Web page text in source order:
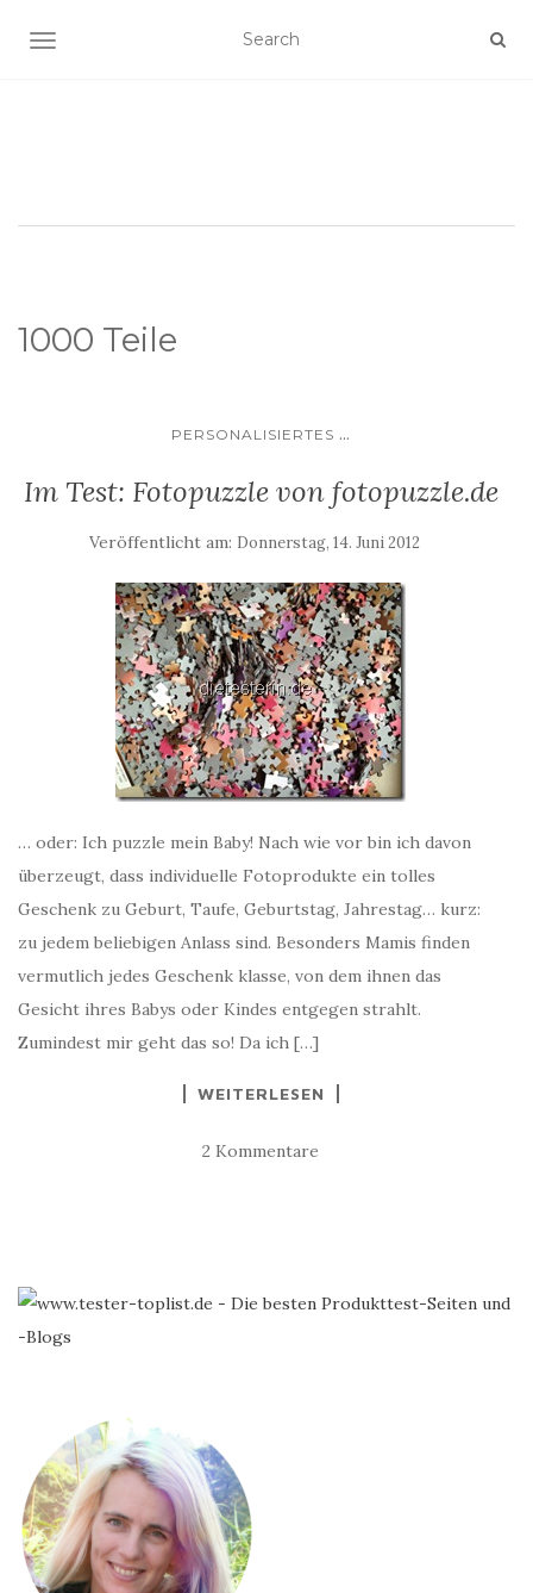
SCHALTE NAVIGATION
1000 Teile
PERSONALISIERTES ...
Im Test: Fotopuzzle von fotopuzzle.de
Veröffentlicht am: Donnerstag, 14. Juni 2012
… oder: Ich puzzle mein Baby! Nach wie vor bin ich davon
überzeugt, dass individuelle Fotoprodukte ein tolles
Geschenk zu Geburt, Taufe, Geburtstag, Jahrestag… kurz:
zu jedem beliebigen Anlass sind. Besonders Mamis finden
vermutlich jedes Geschenk klasse, von dem ihnen das
Gesicht ihres Babys oder Kindes entgegen strahlt.
Zumindest mir geht das so! Da ich […]
WEITERLESEN
2 Kommentare